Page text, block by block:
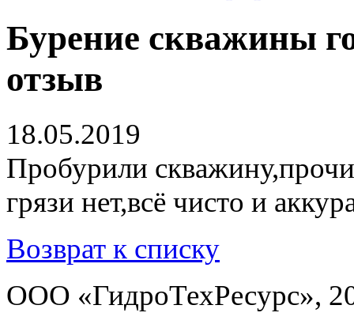
Бурение скважины
отзыв
18.05.2019
Пробурили
грязи нет,всё чисто и
Возврат к списку
ООО «ГидроТехРесурс»,